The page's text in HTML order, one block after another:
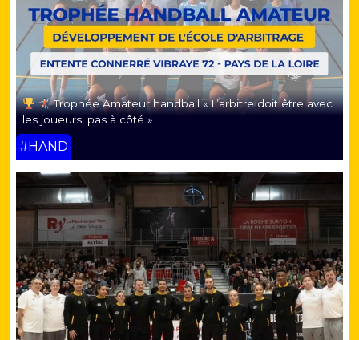
Trophée Amateur handball « L’arbitre doit être avec
les joueurs, pas à côté »
#HAND